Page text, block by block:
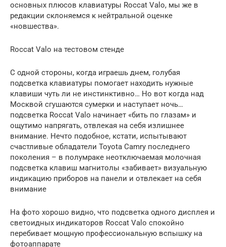
основных плюсов клавиатуры Roccat Valo, мы же в
редакции склоняемся к нейтральной оценке
«новшества».
Roccat Valo на тестовом стенде
С одной стороны, когда играешь днем, голубая
подсветка клавиатуры помогает находить нужные
клавиши чуть ли не инстинктивно… Но вот когда над
Москвой сгушаются сумерки и наступает ночь…
подсветка Roccat Valo начинает «бить по глазам» и
ощутимо напрягать, отвлекая на себя излишнее
внимание. Нечто подобное, кстати, испытывают
счастливые обладатели Toyota Camry последнего
поколения – в полумраке неотключаемая молочная
подсветка клавиш магнитолы «забивает» визуальную
индикацию приборов на панели и отвлекает на себя
внимание
На фото хорошо видно, что подсветка одного дисплея и
светоидных индикаторов Roccat Valo спокойно
перебивает мощную профессиональную вспышку на
фотоаппарате